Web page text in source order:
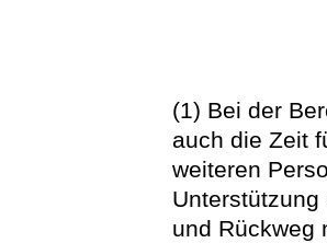
(1) Bei der
auch die Zeit
weiteren
und Rückweg